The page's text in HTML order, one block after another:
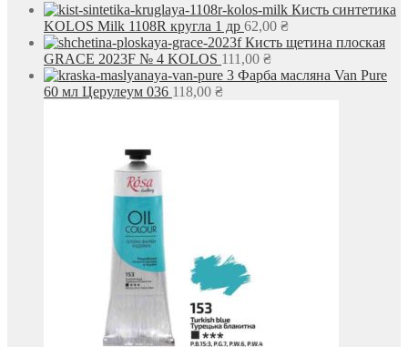
Кисть синтетика
KOLOS Milk 1108R кругла 1 др 62,00 ₴
Кисть щетина плоская
GRACE 2023F № 4 KOLOS 111,00 ₴
Фарба масляна Van Pure
60 мл Церулеум 036 118,00 ₴